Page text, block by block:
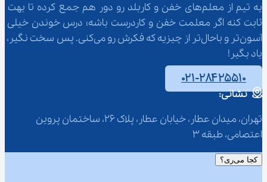
یه تیم از معلم‌‌های خفن و کاربلد رو دور هم جمع کرده تا بهت
ثابت کنه اگر معلمت خفن و کاردرست باشه؛ درس خوندن خیلی
آسون‌تر و باحال‌تر از چیزیه که فکرش رو می‌کنی. پس سخت نگیر،
یاد بگیر!
۰۲۱-۲۸۴۲۵۵۱۰
نشانی:
تهران، میدان عطار، خیابان عطار، پلاک 26، ساختمان پروین
اعتصامی، طبقه 3
کجا می‌ری؟